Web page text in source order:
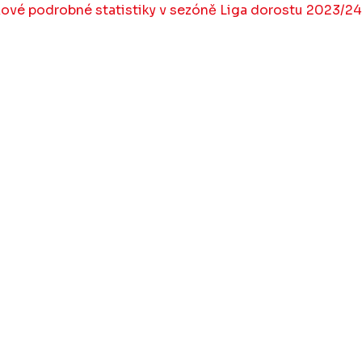
podrobné statistiky v sezóně Liga dorostu 2023/24